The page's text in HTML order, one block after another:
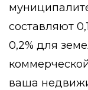
составляют
0,2% для
ваша